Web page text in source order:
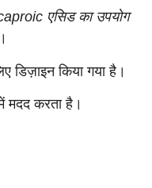
एसिड का उपयोग
डिज़ाइन किया गया है।
मदद करता है।